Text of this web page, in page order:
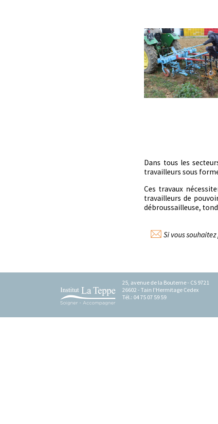
Dans tous les
travailleurs sous
Ces travaux
travailleurs de
débroussailleuse,
Si vous
25, avenue de la Bouterne - CS 9721
26602 - Tain l'Hermitage Cedex
Tél.: 04 75 07 59 59